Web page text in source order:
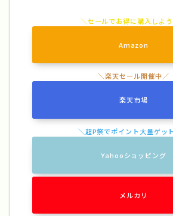
Amazon
楽天市場
Yahooショッピング
メルカリ